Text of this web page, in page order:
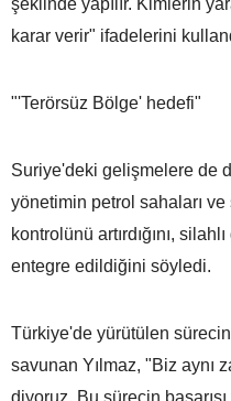
karar verir" ifadelerini
"'Terörsüz Bölge' hedefi"
Suriye'deki gelişmelere de
yönetimin petrol sahaları ve
kontrolünü artırdığını,
entegre edildiğini söyledi.
Türkiye'de yürütülen
savunan Yılmaz, "Biz aynı
diyoruz. Bu sürecin